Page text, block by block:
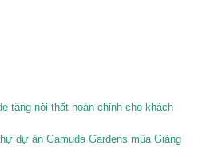
tặng nội thất hoàn chỉnh cho khách
dự án Gamuda Gardens mùa Giáng